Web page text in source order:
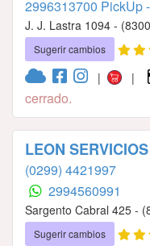
2996313700 PickUp -
J. J. Lastra 1094 -
Sugerir cambios
| |
cerrado.
LEON SERVICIOS
(0299) 4421997
2994560991
Sargento Cabral 425 -
Sugerir cambios